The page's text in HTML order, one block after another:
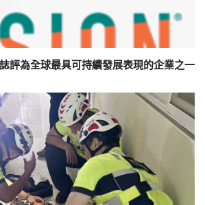
評為全球最具可持續發展表現的企業之一